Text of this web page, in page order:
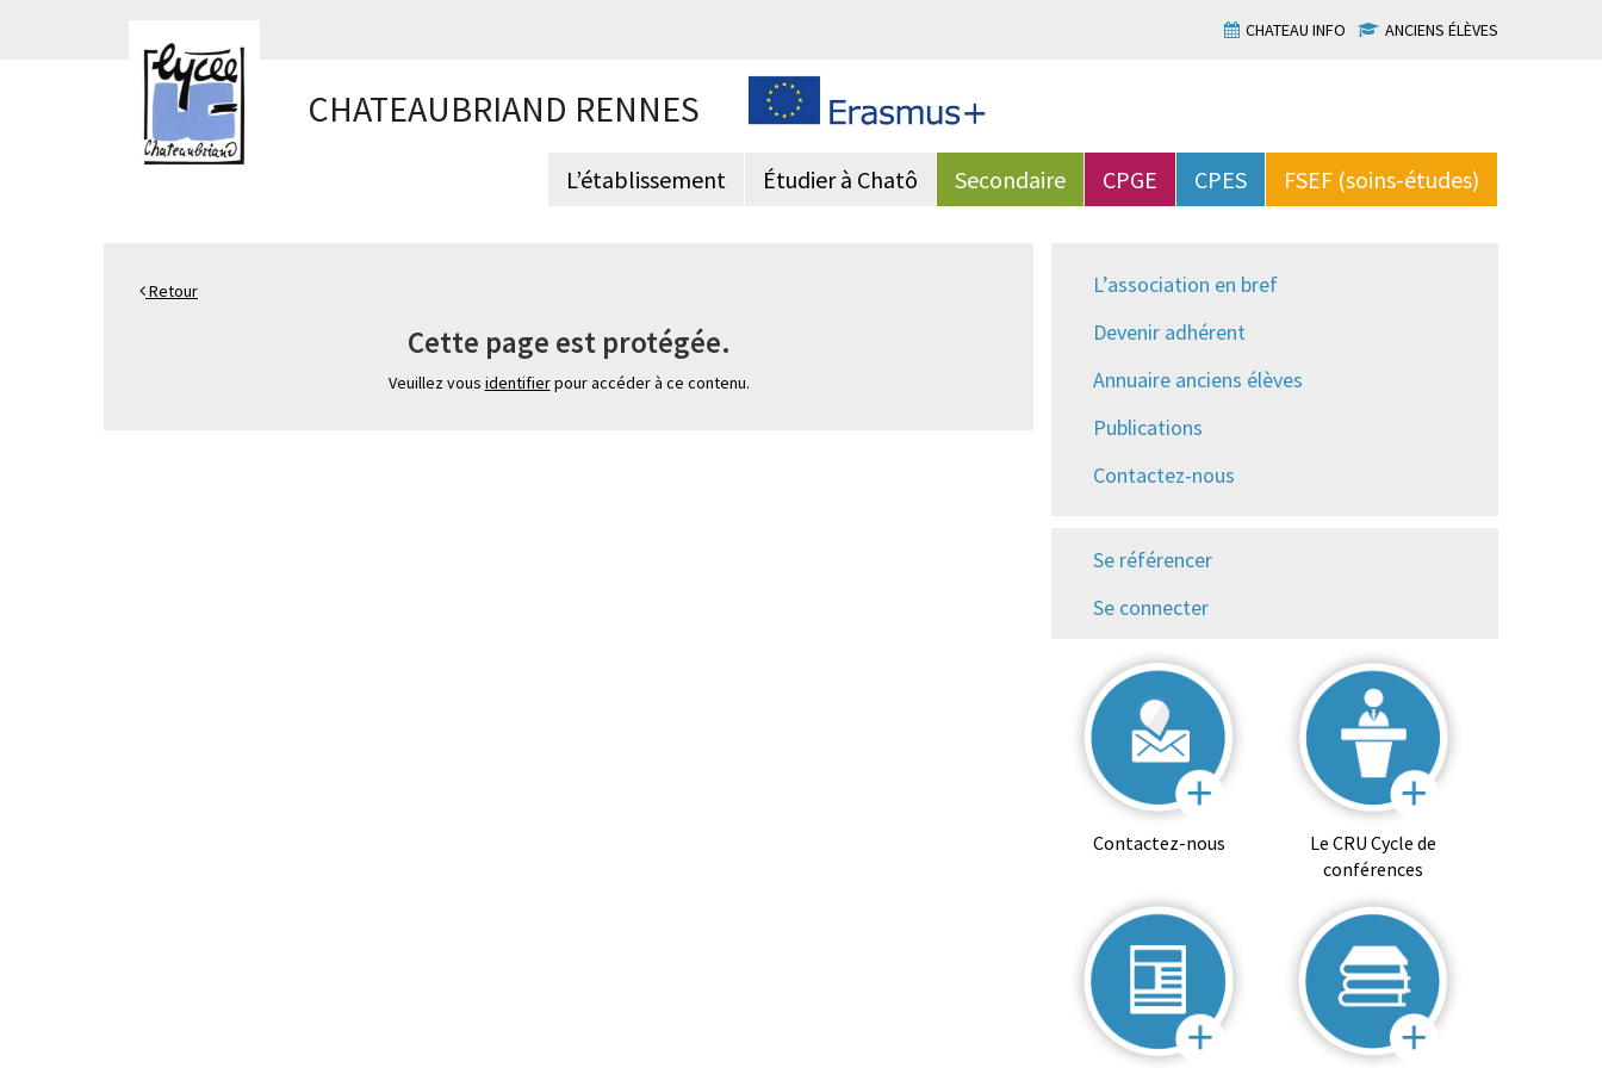
CHATEAU INFO ANCIENS ÉLÈVES
CHATEAUBRIAND RENNES
L’établissement Étudier à Chatô Secondaire CPGE CPES FSEF (soins-études)
Retour
Cette page est protégée.
Veuillez vous identifierpour accéder à ce contenu.
L’association en bref
Devenir adhérent
Annuaire anciens élèves
Publications
Contactez-nous
Se référencer
Se connecter
Contactez-nous
Le CRU Cycle de
conférences